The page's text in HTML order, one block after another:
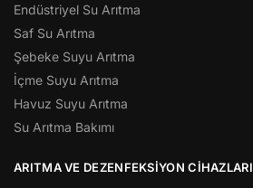
Endüstriyel Su Arıtma
Saf Su Arıtma
Şebeke Suyu Arıtma
İçme Suyu Arıtma
Havuz Suyu Arıtma
Su Arıtma Bakımı
ARITMA VE DEZENFEKSIYON CIHAZLARI